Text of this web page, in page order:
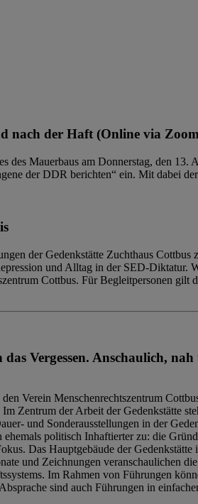
nach der Haft (Online via
des Mauerbaus am Donnerstag, den
der DDR berichten“ ein. Mit dabei
der Gedenkstätte Zuchthaus
und Alltag in der SED-Diktatur.
Cottbus. Für Begleitpersonen gilt
Vergessen. Anschaulich,
Verein Menschenrechtszentrum
Zentrum der Arbeit der Gedenkstätte
und Sonderausstellungen in der
politisch Inhaftierter zu: die
Das Hauptgebäude der
und Zeichnungen veranschaulichen
Im Rahmen von Führungen
sind auch Führungen in